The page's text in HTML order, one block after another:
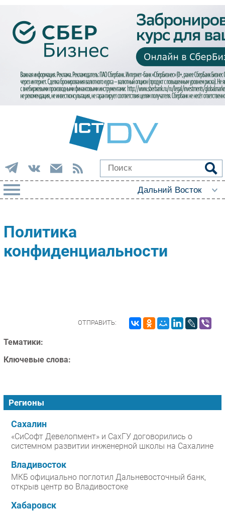
Импорто­замещение
Автоматизация Промышленности
Оборудование
Кадры
Регулирование
Финансы
Web
Безопасность
Инновации
CIO/Управление ИТ
Гаджеты
Политика
конфиденциальности
ОТПРАВИТЬ:
Тематики:
Ключевые слова:
Регионы
Сахалин
«СиСофт Девелопмент» и СахГУ договорились о
системном развитии инженерной школы на Сахалине
Владивосток
МКБ официально поглотил Дальневосточный банк,
открыв центр во Владивостоке
Хабаровск